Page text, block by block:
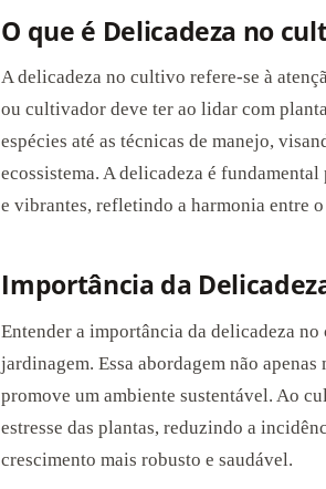
O que é Delicadeza no
A delicadeza no cultivo refere-se à
ou cultivador deve ter ao lidar com
espécies até as técnicas de manejo,
ecossistema. A delicadeza é
e vibrantes, refletindo a harmonia entre
Importância da
Entender a importância da delicadeza
jardinagem. Essa abordagem não
promove um ambiente sustentável. Ao
estresse das plantas, reduzindo a
crescimento mais robusto e saudável.